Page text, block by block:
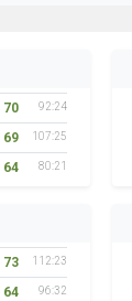
70 92:24
69 107:25
64 80:21
73 112:23
64 96:32